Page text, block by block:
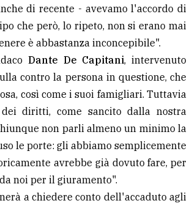
di recente - avevamo l'accordo di
che però, lo ripeto, non si erano mai
è abbastanza inconcepibile".
Dante De Capitani, intervenuto
contro la persona in questione, che
così come i suoi famigliari. Tuttavia
diritti, come sancito dalla nostra
non parli almeno un minimo la
le porte: gli abbiamo semplicemente
avrebbe già dovuto fare, per
noi per il giuramento".
a chiedere conto dell'accaduto agli